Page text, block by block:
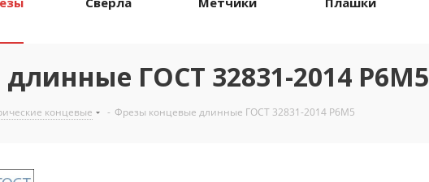
ГОСТ 32831-2014 Р6М5
концевые - Фрезы концевые длинные ГОСТ 32831-2014 Р6М5